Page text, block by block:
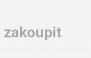
zakoupit